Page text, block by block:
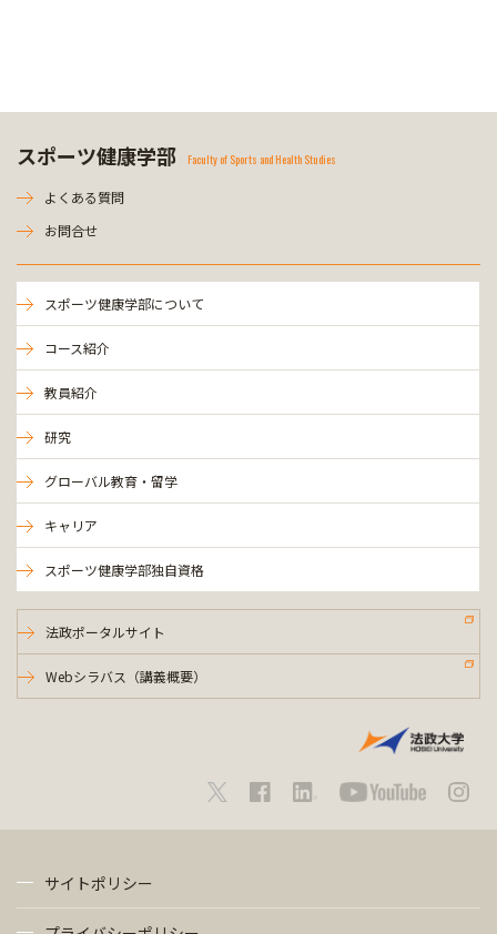
スポーツ健康学部 Faculty of Sports and Health Studies
よくある質問
お問合せ
スポーツ健康学部について
コース紹介
教員紹介
研究
グローバル教育・留学
キャリア
スポーツ健康学部独自資格
法政ポータルサイト
Webシラバス（講義概要）
サイトポリシー